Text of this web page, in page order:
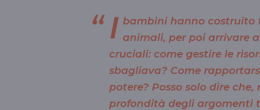
I bambini hanno costruito
animali, per poi arrivare
cruciali: come gestire le
sbagliava? Come
potere? Posso solo dire
profondità degli